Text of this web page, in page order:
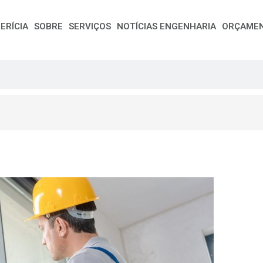
SOBRE SERVIÇOS NOTÍCIAS ENGENHARIA